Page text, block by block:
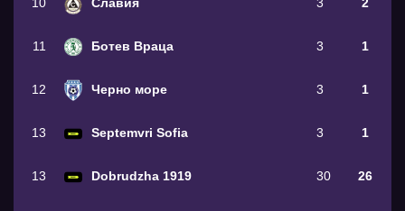
10 Славия 3 2
11 Ботев Враца 3 1
12 Черно море 3 1
13 Septemvri Sofia 3 1
13 Dobrudzha 1919 30 26